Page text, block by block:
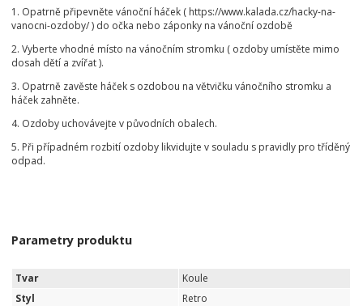
1. Opatrně připevněte vánoční háček ( https://www.kalada.cz/hacky-na-
vanocni-ozdoby/ ) do očka nebo záponky na vánoční ozdobě
2. Vyberte vhodné místo na vánočním stromku ( ozdoby umístěte mimo
dosah dětí a zvířat ).
3. Opatrně zavěste háček s ozdobou na větvičku vánočního stromku a
háček zahněte.
4. Ozdoby uchovávejte v původních obalech.
5. Při případném rozbití ozdoby likvidujte v souladu s pravidly pro tříděný
odpad.
Parametry produktu
Tvar
Koule
Styl
Retro